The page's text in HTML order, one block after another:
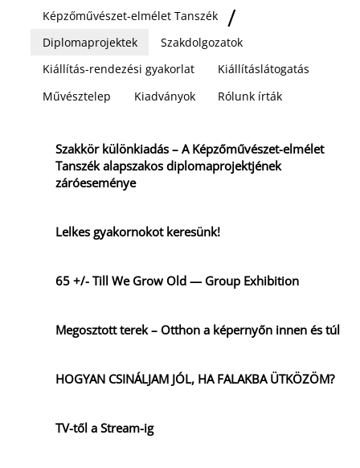
Képzőművészet-elmélet Tanszék
Diplomaprojektek
Szakdolgozatok
Kiállítás-rendezési gyakorlat
Kiállításlátogatás
Művésztelep
Kiadványok Rólunk írták
Szakkör különkiadás – A Képzőművészet-elmélet
Tanszék alapszakos diplomaprojektjének
záróeseménye
Lelkes gyakornokot keresünk!
65 +/- Till We Grow Old — Group Exhibition
Megosztott terek – Otthon a képernyőn innen és túl
HOGYAN CSINÁLJAM JÓL, HA FALAKBA ÜTKÖZÖM?
TV-től a Stream-ig